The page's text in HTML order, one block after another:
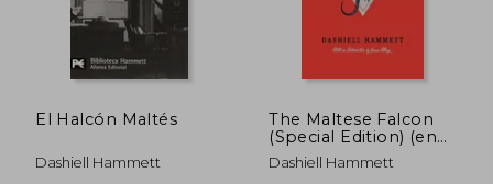
El Halcón Maltés
Dashiell Hammett
The Maltese Falcon
(Special Edition) (en
Inglés)
Dashiell Hammett